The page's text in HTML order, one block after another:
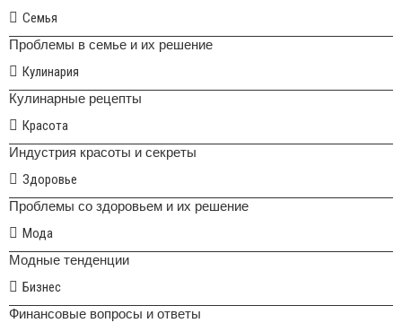
Семья
Проблемы в семье и их решение
Кулинария
Кулинарные рецепты
Красота
Индустрия красоты и секреты
Здоровье
Проблемы со здоровьем и их решение
Мода
Модные тенденции
Бизнес
Финансовые вопросы и ответы